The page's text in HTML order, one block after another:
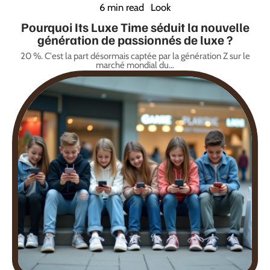
6 min read Look
Pourquoi Its Luxe Time séduit la nouvelle
génération de passionnés de luxe ?
20 %. C'est la part désormais captée par la génération Z sur le
marché mondial du…